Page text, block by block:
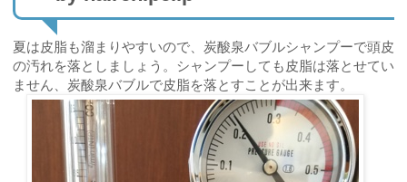
夏は皮脂も溜まりやすいので、炭酸泉バブルシャンプーで頭皮
の汚れを落としましょう。シャンプーしても皮脂は落とせてい
ません、炭酸泉バブルで皮脂を落とすことが出来ます。